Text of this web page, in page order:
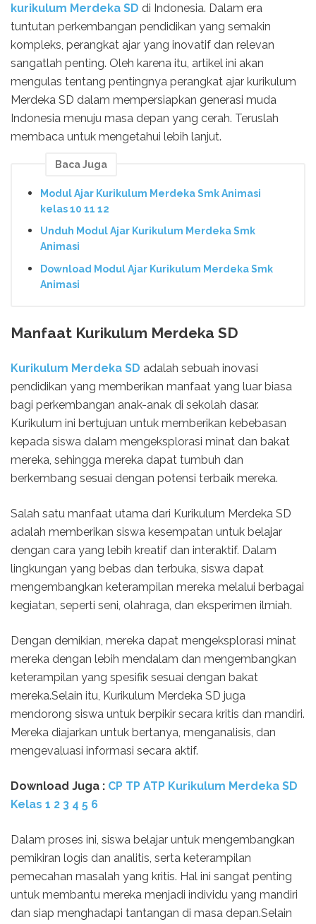
kurikulum Merdeka SD di Indonesia. Dalam era
tuntutan perkembangan pendidikan yang semakin
kompleks, perangkat ajar yang inovatif dan relevan
sangatlah penting. Oleh karena itu, artikel ini akan
mengulas tentang pentingnya perangkat ajar kurikulum
Merdeka SD dalam mempersiapkan generasi muda
Indonesia menuju masa depan yang cerah. Teruslah
membaca untuk mengetahui lebih lanjut.
Baca Juga
Modul Ajar Kurikulum Merdeka Smk Animasi
kelas 10 11 12
Unduh Modul Ajar Kurikulum Merdeka Smk
Animasi
Download Modul Ajar Kurikulum Merdeka Smk
Animasi
Manfaat Kurikulum Merdeka SD
Kurikulum Merdeka SD adalah sebuah inovasi
pendidikan yang memberikan manfaat yang luar biasa
bagi perkembangan anak-anak di sekolah dasar.
Kurikulum ini bertujuan untuk memberikan kebebasan
kepada siswa dalam mengeksplorasi minat dan bakat
mereka, sehingga mereka dapat tumbuh dan
berkembang sesuai dengan potensi terbaik mereka.
Salah satu manfaat utama dari Kurikulum Merdeka SD
adalah memberikan siswa kesempatan untuk belajar
dengan cara yang lebih kreatif dan interaktif. Dalam
lingkungan yang bebas dan terbuka, siswa dapat
mengembangkan keterampilan mereka melalui berbagai
kegiatan, seperti seni, olahraga, dan eksperimen ilmiah.
Dengan demikian, mereka dapat mengeksplorasi minat
mereka dengan lebih mendalam dan mengembangkan
keterampilan yang spesifik sesuai dengan bakat
mereka.Selain itu, Kurikulum Merdeka SD juga
mendorong siswa untuk berpikir secara kritis dan mandiri.
Mereka diajarkan untuk bertanya, menganalisis, dan
mengevaluasi informasi secara aktif.
Download Juga : CP TP ATP Kurikulum Merdeka SD
Kelas 1 2 3 4 5 6
Dalam proses ini, siswa belajar untuk mengembangkan
pemikiran logis dan analitis, serta keterampilan
pemecahan masalah yang kritis. Hal ini sangat penting
untuk membantu mereka menjadi individu yang mandiri
dan siap menghadapi tantangan di masa depan.Selain